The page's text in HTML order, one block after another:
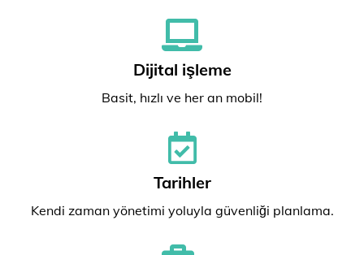
Dijital işleme
Basit, hızlı ve her an mobil!
Tarihler
Kendi zaman yönetimi yoluyla güvenliği planlama.